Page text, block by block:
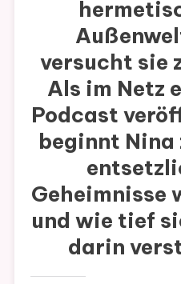
versucht sie
Als im Netz
Podcast
beginnt Nina
Geheimnisse
und wie tief
darin